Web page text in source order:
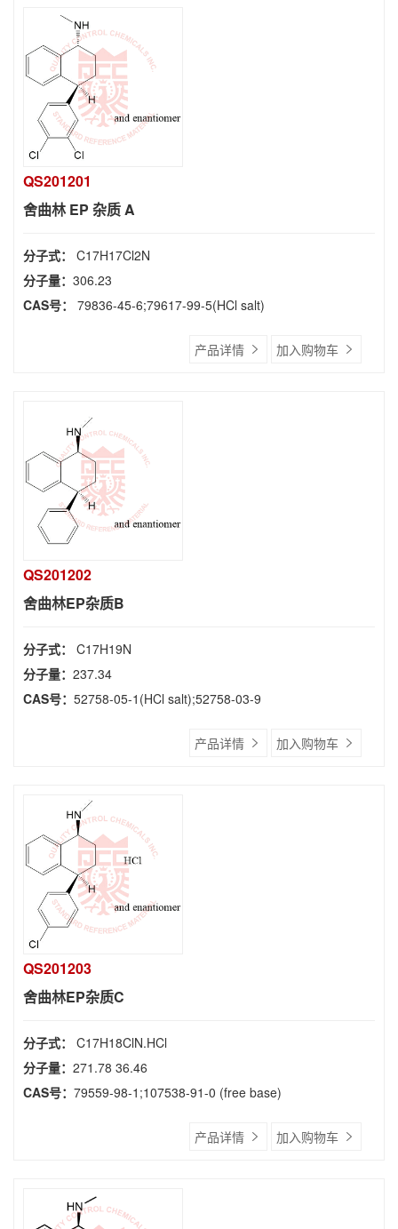
QS201201
舍曲林 EP 杂质 A
分子式： C17H17Cl2N
分子量： 306.23
CAS号：
79836-45-6;79617-99-5(HCl salt)
产品详情 加入购物车
QS201202
舍曲林EP杂质B
分子式： C17H19N
分子量： 237.34
CAS号： 52758-05-1(HCl salt);52758-03-9
产品详情 加入购物车
QS201203
舍曲林EP杂质C
分子式： C17H18ClN.HCl
分子量： 271.78 36.46
CAS号： 79559-98-1;107538-91-0 (free base)
产品详情 加入购物车